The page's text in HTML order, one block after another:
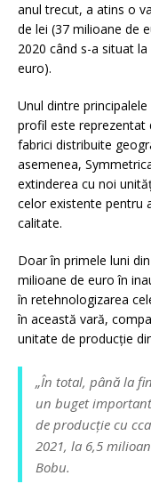
anul trecut, a atins o
de lei (37 milioane de
2020 când s-a situat
euro).
Unul dintre
profil este reprezentat
fabrici distribuite
asemenea,
extinderea cu noi
celor existente pentru
calitate.
Doar în primele luni
milioane de euro în
în retehnologizarea
în această vară,
unitate de producție
„În total, până la
un buget
de producție cu
2021, la 6,5
Bobu.